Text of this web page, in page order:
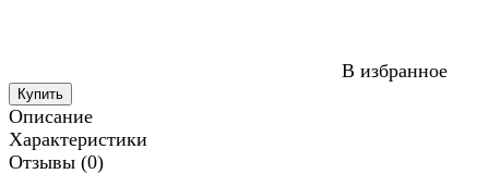
В избранное
Купить
Описание
Характеристики
Отзывы (0)